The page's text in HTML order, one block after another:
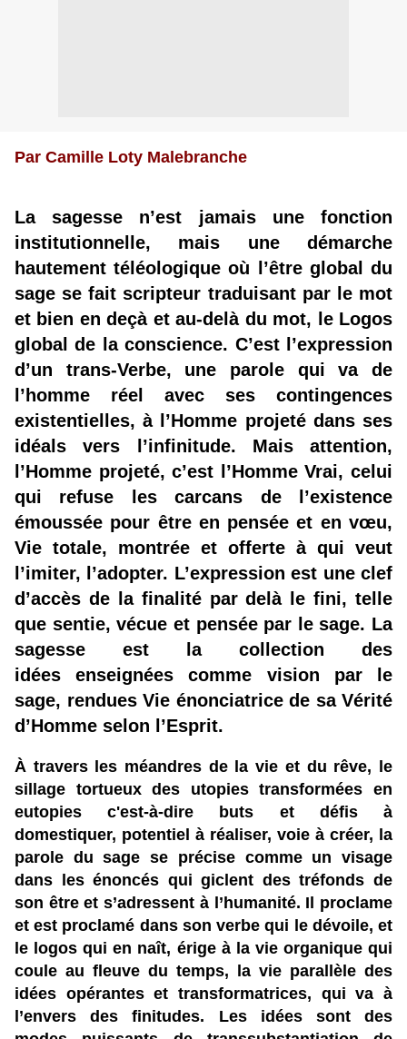
Par Camille Loty Malebranche
La sagesse n’est jamais une fonction
institutionnelle, mais une démarche
hautement téléologique où l’être global du
sage se fait scripteur traduisant par le mot
et bien en deçà et au-delà du mot, le Logos
global de la conscience. C’est l’expression
d’un trans-Verbe, une parole qui va de
l’homme réel avec ses contingences
existentielles, à l’Homme projeté dans ses
idéals vers l’infinitude. Mais attention,
l’Homme projeté, c’est l’Homme Vrai, celui
qui refuse les carcans de l’existence
émoussée pour être en pensée et en vœu,
Vie totale, montrée et offerte à qui veut
l’imiter, l’adopter. L’expression est une clef
d’accès de la finalité par delà le fini, telle
que sentie, vécue et pensée par le sage. La
sagesse est la collection des
idées enseignées comme vision par le
sage, rendues Vie énonciatrice de sa Vérité
d’Homme selon l’Esprit.
À travers les méandres de la vie et du rêve, le
sillage tortueux des utopies transformées en
eutopies c'est-à-dire buts et défis à
domestiquer, potentiel à réaliser, voie à créer, la
parole du sage se précise comme un visage
dans les énoncés qui giclent des tréfonds de
son être et s’adressent à l’humanité. Il proclame
et est proclamé dans son verbe qui le dévoile, et
le logos qui en naît, érige à la vie organique qui
coule au fleuve du temps, la vie parallèle des
idées opérantes et transformatrices, qui va à
l’envers des finitudes. Les idées sont des